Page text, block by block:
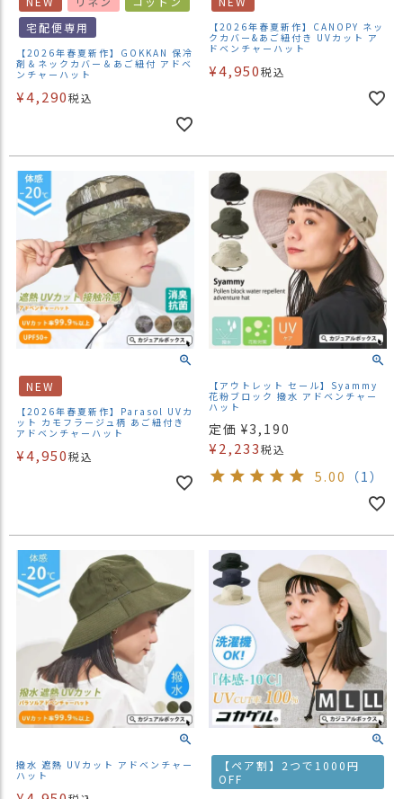
宅配便専用
【2026年春夏新作】GOKKAN 保冷
剤＆ネックカバー＆あご紐付 アドベ
ンチャーハット
¥4,290税込
【2026年春夏新作】CANOPY ネッ
クカバー&あご紐付き UVカット ア
ドベンチャーハット
¥4,950税込
NEW
【2026年春夏新作】Parasol UVカ
ット カモフラージュ柄 あご紐付き
アドベンチャーハット
¥4,950税込
【アウトレット セール】Syammy
花粉ブロック 撥水 アドベンチャー
ハット
定価 ¥3,190
¥2,233税込
5.00 （1）
撥水 遮熱 UVカット アドベンチャー
ハット
【ペア割】2つで1000円
OFF